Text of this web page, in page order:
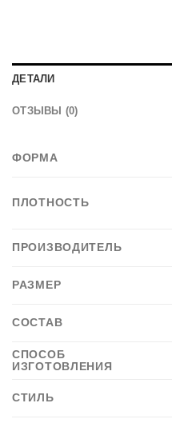
ДЕТАЛИ
ОТЗЫВЫ (0)
ФОРМА
ПЛОТНОСТЬ
ПРОИЗВОДИТЕЛЬ
РАЗМЕР
СОСТАВ
СПОСОБ
ИЗГОТОВЛЕНИЯ
СТИЛЬ